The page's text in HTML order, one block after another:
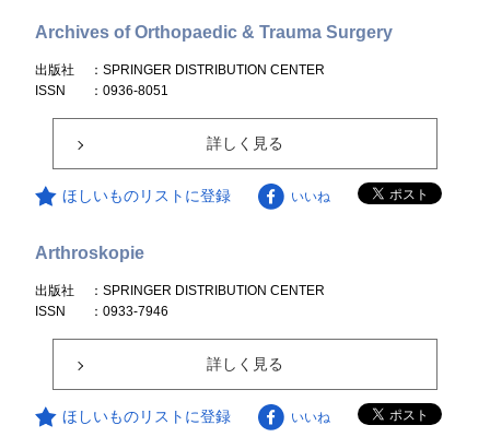
Archives of Orthopaedic & Trauma Surgery
出版社
：SPRINGER DISTRIBUTION CENTER
ISSN
：0936-8051
詳しく見る
ほしいものリストに登録 いいね
Arthroskopie
出版社
：SPRINGER DISTRIBUTION CENTER
ISSN
：0933-7946
詳しく見る
ほしいものリストに登録 いいね